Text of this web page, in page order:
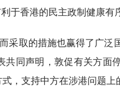
于香港的民主政制健康有
采取的措施也赢得了广泛
同声明，敦促有关方面
，支持中方在涉港问题上